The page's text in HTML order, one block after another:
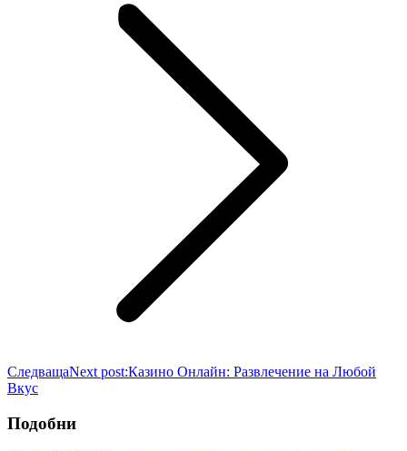
СледващаNext post:Казино Онлайн: Развлечение на Любой
Вкус
Подобни